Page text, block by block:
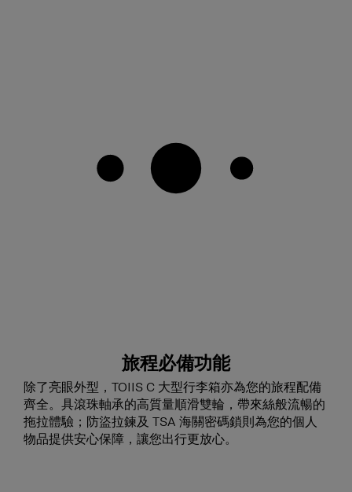
旅程必備功能
除了亮眼外型，TOIIS C 大型行李箱亦為您的旅程配備
齊全。具滾珠軸承的高質量順滑雙輪，帶來絲般流暢的
拖拉體驗；防盜拉鍊及 TSA 海關密碼鎖則為您的個人
物品提供安心保障，讓您出行更放心。